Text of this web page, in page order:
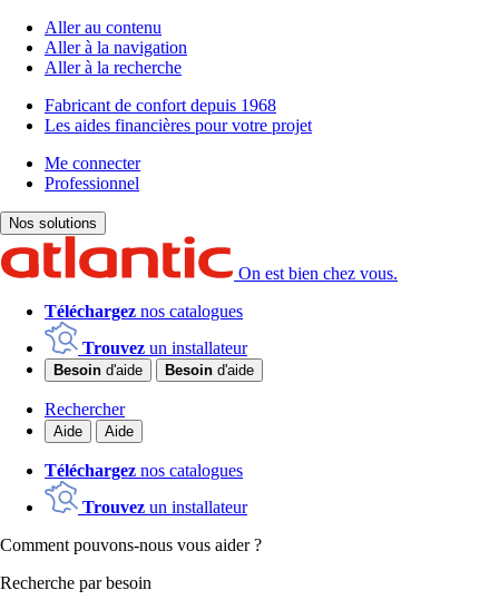
Aller au contenu
Aller à la navigation
Aller à la recherche
Fabricant de confort depuis 1968
Les aides financières pour votre projet
Me connecter
Professionnel
Nos solutions
On est bien chez vous.
Téléchargez nos catalogues
Trouvez un installateur
Besoin d'aide Besoin d'aide
Rechercher
Aide Aide
Téléchargez nos catalogues
Trouvez un installateur
Comment pouvons-nous vous aider ?
Recherche par besoin